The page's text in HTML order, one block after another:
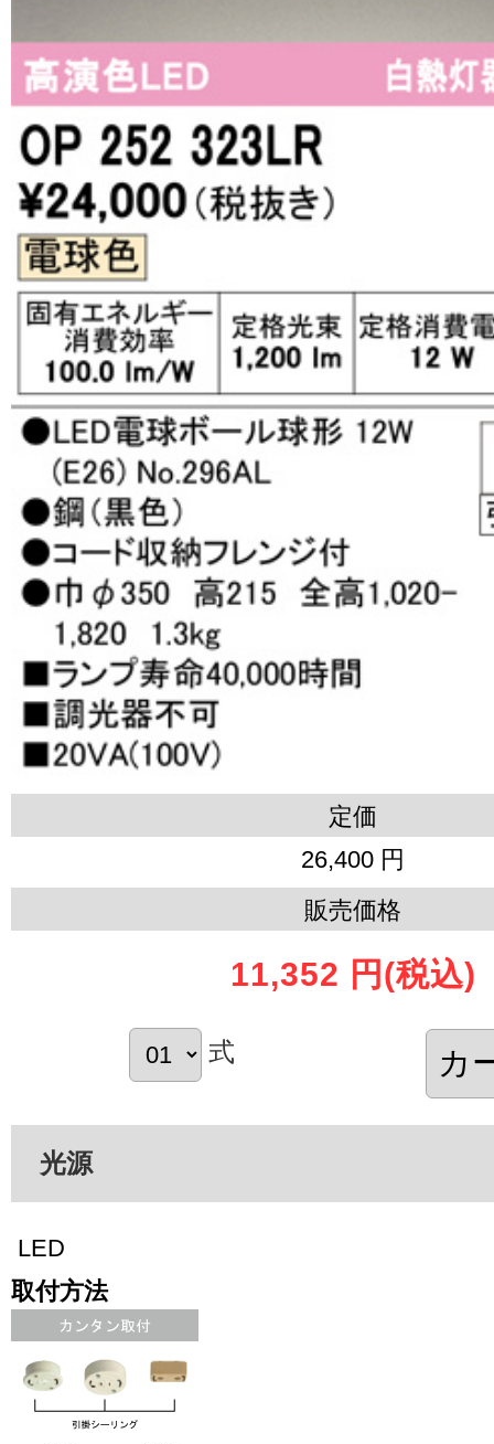
定価
26,400 円
販売価格
11,352 円 (税込)
式
光源
LED
取付方法